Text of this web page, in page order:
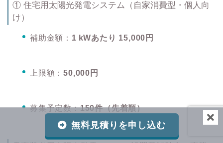
① 住宅用太陽光発電システム（自家消費型・個人向
け）
補助金額： 1 kWあたり 15,000円
上限額：50,000円
募集予定数：150件（先着順）
無料見積りを申し込む